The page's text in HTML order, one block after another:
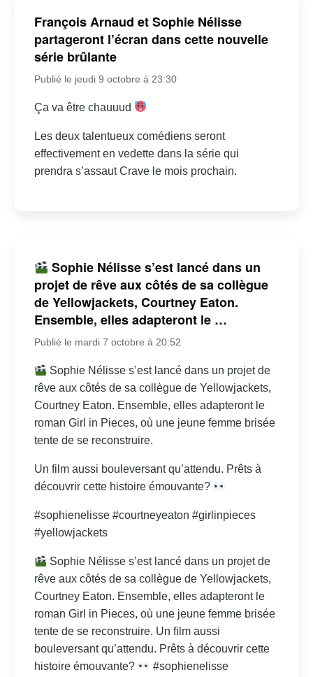
François Arnaud et Sophie Nélisse
partageront l’écran dans cette nouvelle
série brûlante
Publié le jeudi 9 octobre à 23:30
Ça va être chauuud
Les deux talentueux comédiens seront
effectivement en vedette dans la série qui
prendra s’assaut Crave le mois prochain.
Sophie Nélisse s’est lancé dans un
projet de rêve aux côtés de sa collègue
de Yellowjackets, Courtney Eaton.
Ensemble, elles adapteront le …
Publié le mardi 7 octobre à 20:52
Sophie Nélisse s’est lancé dans un projet de
rêve aux côtés de sa collègue de Yellowjackets,
Courtney Eaton. Ensemble, elles adapteront le
roman Girl in Pieces, où une jeune femme brisée
tente de se reconstruire.
Un film aussi bouleversant qu’attendu. Prêts à
découvrir cette histoire émouvante?
#sophienelisse #courtneyeaton #girlinpieces
#yellowjackets
Sophie Nélisse s’est lancé dans un projet de
rêve aux côtés de sa collègue de Yellowjackets,
Courtney Eaton. Ensemble, elles adapteront le
roman Girl in Pieces, où une jeune femme brisée
tente de se reconstruire. Un film aussi
bouleversant qu’attendu. Prêts à découvrir cette
histoire émouvante?
#sophienelisse